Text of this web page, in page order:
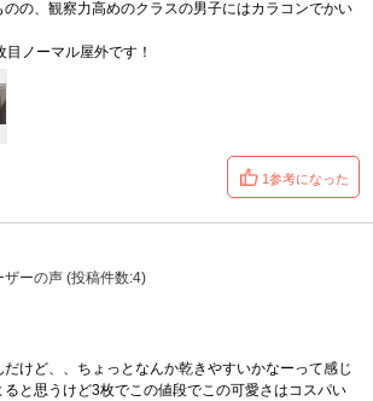
の、観察力高めのクラスの男子にはカラコンでかい
ノーマル屋外です！
1参考になった
ザーの声 (投稿件数:4)
けど、、ちょっとなんか乾きやすいかなーって感じ
と思うけど3枚でこの値段でこの可愛さはコスパい